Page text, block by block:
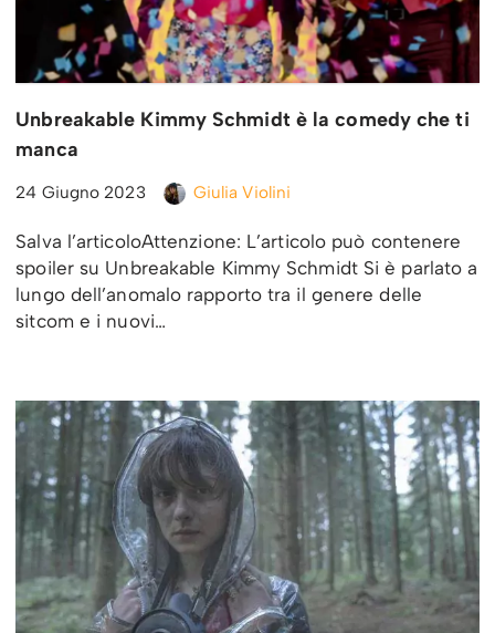
Unbreakable Kimmy Schmidt è la comedy che ti
manca
24 Giugno 2023 Giulia Violini
Salva l’articoloAttenzione: L’articolo può contenere
spoiler su Unbreakable Kimmy Schmidt Si è parlato a
lungo dell’anomalo rapporto tra il genere delle
sitcom e i nuovi…